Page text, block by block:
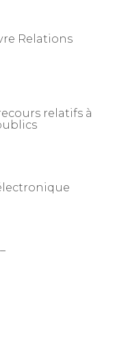
Relations
relatifs à